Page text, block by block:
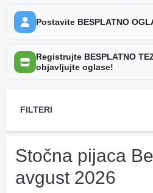
Postavite BESPLATNO
Registrujte BESPLATNO
objavljujte oglase!
FILTERI
Stočna pijaca
avgust 2026